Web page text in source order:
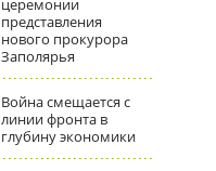
церемонии
представления
нового прокурора
Заполярья
Война смещается с
линии фронта в
глубину экономики